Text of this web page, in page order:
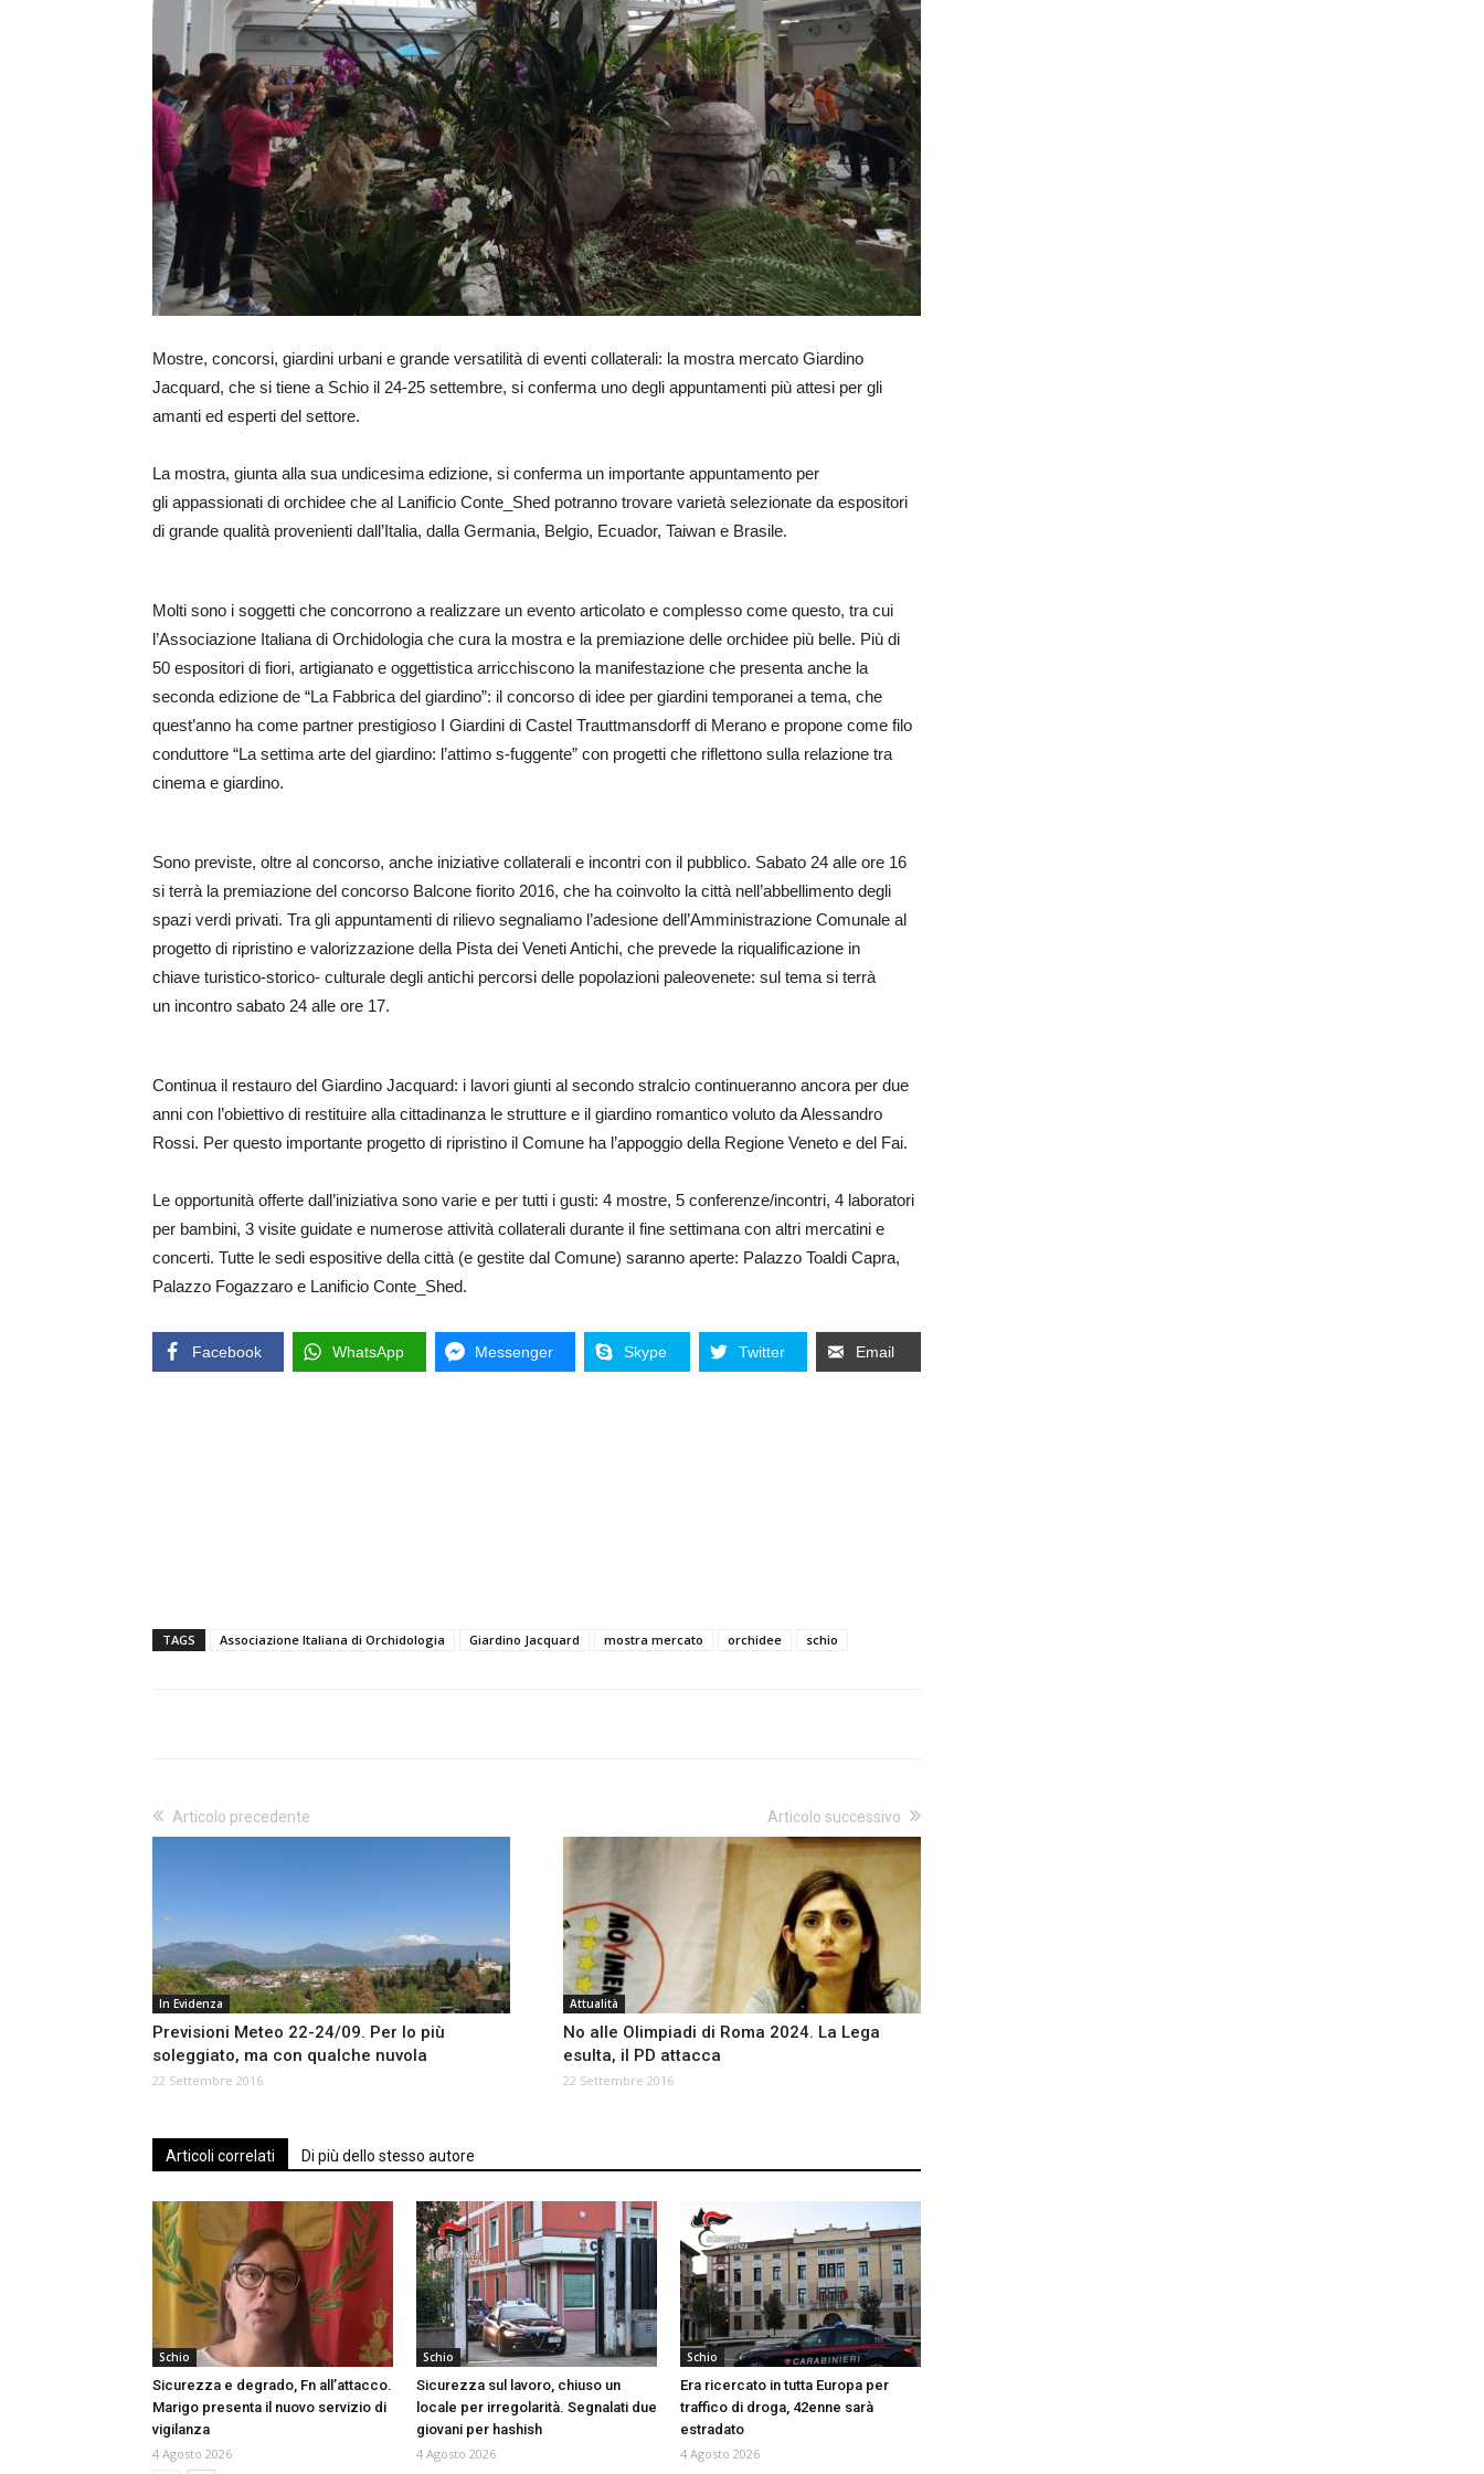
Mostre, concorsi, giardini urbani e grande versatilità di eventi collaterali: la mostra mercato Giardino
Jacquard, che si tiene a Schio il 24-25 settembre, si conferma uno degli appuntamenti più attesi per gli
amanti ed esperti del settore.
La mostra, giunta alla sua undicesima edizione, si conferma un importante appuntamento per
gli appassionati di orchidee che al Lanificio Conte_Shed potranno trovare varietà selezionate da espositori
di grande qualità provenienti dall’Italia, dalla Germania, Belgio, Ecuador, Taiwan e Brasile.
Molti sono i soggetti che concorrono a realizzare un evento articolato e complesso come questo, tra cui
l’Associazione Italiana di Orchidologia che cura la mostra e la premiazione delle orchidee più belle. Più di
50 espositori di fiori, artigianato e oggettistica arricchiscono la manifestazione che presenta anche la
seconda edizione de “La Fabbrica del giardino”: il concorso di idee per giardini temporanei a tema, che
quest’anno ha come partner prestigioso I Giardini di Castel Trauttmansdorff di Merano e propone come filo
conduttore “La settima arte del giardino: l’attimo s-fuggente” con progetti che riflettono sulla relazione tra
cinema e giardino.
Sono previste, oltre al concorso, anche iniziative collaterali e incontri con il pubblico. Sabato 24 alle ore 16
si terrà la premiazione del concorso Balcone fiorito 2016, che ha coinvolto la città nell’abbellimento degli
spazi verdi privati. Tra gli appuntamenti di rilievo segnaliamo l’adesione dell’Amministrazione Comunale al
progetto di ripristino e valorizzazione della Pista dei Veneti Antichi, che prevede la riqualificazione in
chiave turistico-storico- culturale degli antichi percorsi delle popolazioni paleovenete: sul tema si terrà
un incontro sabato 24 alle ore 17.
Continua il restauro del Giardino Jacquard: i lavori giunti al secondo stralcio continueranno ancora per due
anni con l’obiettivo di restituire alla cittadinanza le strutture e il giardino romantico voluto da Alessandro
Rossi. Per questo importante progetto di ripristino il Comune ha l’appoggio della Regione Veneto e del Fai.
Le opportunità offerte dall’iniziativa sono varie e per tutti i gusti: 4 mostre, 5 conferenze/incontri, 4 laboratori
per bambini, 3 visite guidate e numerose attività collaterali durante il fine settimana con altri mercatini e
concerti. Tutte le sedi espositive della città (e gestite dal Comune) saranno aperte: Palazzo Toaldi Capra,
Palazzo Fogazzaro e Lanificio Conte_Shed.
Facebook WhatsApp Messenger Skype Twitter Email
TAGS Associazione Italiana di Orchidologia Giardino Jacquard mostra mercato orchidee schio
Articolo precedente
In Evidenza
Previsioni Meteo 22-24/09. Per lo più
soleggiato, ma con qualche nuvola
22 Settembre 2016
Articolo successivo
Attualità
No alle Olimpiadi di Roma 2024. La Lega
esulta, il PD attacca
22 Settembre 2016
Articoli correlati Di più dello stesso autore
Schio
Sicurezza e degrado, Fn all’attacco.
Marigo presenta il nuovo servizio di
vigilanza
4 Agosto 2026
Schio
Sicurezza sul lavoro, chiuso un
locale per irregolarità. Segnalati due
giovani per hashish
4 Agosto 2026
Schio
Era ricercato in tutta Europa per
traffico di droga, 42enne sarà
estradato
4 Agosto 2026